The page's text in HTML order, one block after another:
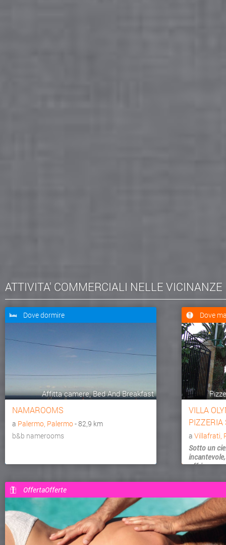
ATTIVITA' COMMERCIALI NELLE VICINANZE
Dove dormire
Affitta camere, Bed And Breakfast
NAMAROOMS
a Palermo, Palermo- 82,9 km
b&b namerooms
Dove
VILLA
PIZZERIA
a Villafrati,
Sotto un
offriamo...
OffertaOfferte